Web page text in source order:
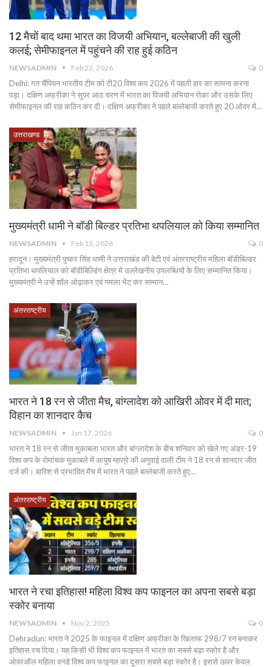
12 मैचों बाद थमा भारत का विजयी अभियान, बल्लेबाजी की खुली
कलई; सेमीफाइनल में पहुंचने की राह हुई कठिन
NEWSADMIN Feb 22, 2026 0
Delhi: गत चैंपियन भारतीय टीम को टी20 विश्व कप 2026 में पहली हार का सामना करना
पड़ा। दक्षिण अफ्रीका ने सुपर आठ चरण में भारत का विजयी अभियान रोका और उसके लिए
सेमीफाइनल की राह कठिन कर दी। दक्षिण अफ्रीका ने पहले बल्लेबाजी करते हुए 20 ओवर में…
उत्तराखण्ड
मुख्यमंत्री धामी ने बॉडी बिल्डर प्रतिभा थपलियाल को किया सम्मानित
NEWSADMIN Feb 13, 2026 0
हरादून। मुख्यमंत्री पुष्कर सिंह धामी ने उत्तराखंड की बेटी एवं अंतरराष्ट्रीय महिला बॉडीबिल्डर
प्रतिभा थपलियाल को बॉडीबिल्डिंग क्षेत्र में उल्लेखनीय उपलब्धियों के लिए सम्मानित किया।
मुख्यमंत्री ने उन्हें शॉल ओढ़ाकर एवं गमला भेंट कर सम्मान…
अंतरराष्ट्रीय
भारत ने 18 रन से जीता मैच, बांग्लादेश को आखिरी ओवर में दी मात;
विहान का शानदार कैच
NEWSADMIN Jan 17, 2026 0
भारत ने 18 रन से जीता मुकाबला भारत और बांग्लादेश के बीच शनिवार को खेले गए अंडर-19
विश्व कप के रोमांचक मुकाबले में आयुष म्हात्रे की अगुवाई वाली टीम ने 18 रन से शानदार जीत
दर्ज की। बारिश से प्रभावित मैच में भारत ने पहले बल्लेबाजी करते हुए…
अंतरराष्ट्रीय
भारत ने रचा इतिहास! महिला विश्व कप फाइनल का अपना सबसे बड़ा
स्कोर बनाया
NEWSADMIN Nov 2, 2025 0
Dehradun: भारत ने 2025 के फाइनल में दक्षिण अफ्रीका के खिलाफ 298/7 रन बनाकर
इतिहास रच दिया। यह किसी भी विश्व कप फाइनल में भारत का सबसे बड़ा स्कोर है और
ओवरऑल महिला वनडे विश्व कप फाइनल का दूसरा सबसे बड़ा स्कोर है। इससे ऊपर केवल